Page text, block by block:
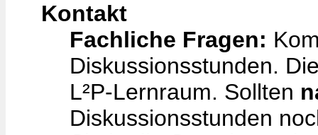
Kontakt
Fachliche Fragen:
Diskussionsstunden.
L²P-Lernraum. Sollten
Diskussionsstunden